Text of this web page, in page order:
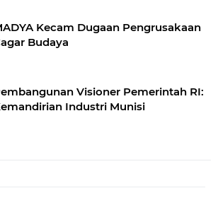
Kecam Dugaan Pengrusakaan
Budaya
Visioner Pemerintah RI:
Industri Munisi